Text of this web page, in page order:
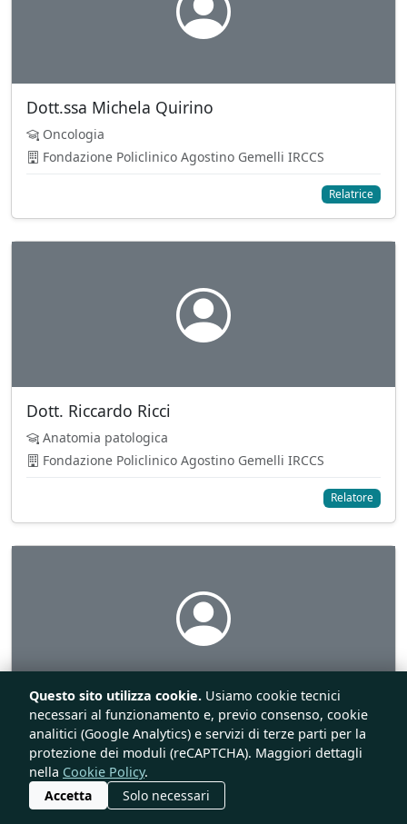
Dott.ssa Michela Quirino
Oncologia
Fondazione Policlinico Agostino Gemelli IRCCS
Relatrice
Dott. Riccardo Ricci
Anatomia patologica
Fondazione Policlinico Agostino Gemelli IRCCS
Relatore
Dott.ssa Elena Rodolfino
Radiodiagnostica
Fondazione Policlinico Agostino Gemelli IRCCS
Iscriviti al corso
Questo sito utilizza cookie. Usiamo cookie tecnici
necessari al funzionamento e, previo consenso, cookie
analitici (Google Analytics) e servizi di terze parti per la
protezione dei moduli (reCAPTCHA). Maggiori dettagli
nella Cookie Policy.
Accetta
Solo necessari